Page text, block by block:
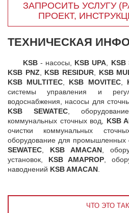
ЗАПРОСИТЬ УСЛУГУ
ПРОЕКТ,
ТЕХНИЧЕСКАЯ
KSB - насосы, KSB UPA KSB
KSB PNZ
KSB RESIDUR, KSB
KSB MULTITEC
KSB MOVITEC,
системы управления и
водоснабжения, насосы для
KSB SEWATEC ,
коммунальных сточных вод, KSB
очистки коммунальных
оборудование для промышленных
SEWATEC
KSB AMACAN ,
установок, KSB AMAPROP ,
наводнений KSB AMACAN
ЧТО ЭТО